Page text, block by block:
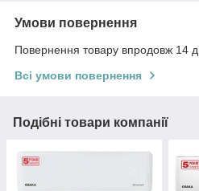
Умови повернення
Повернення товару впродовж 14
Всі умови повернення
Подібні товари компанії